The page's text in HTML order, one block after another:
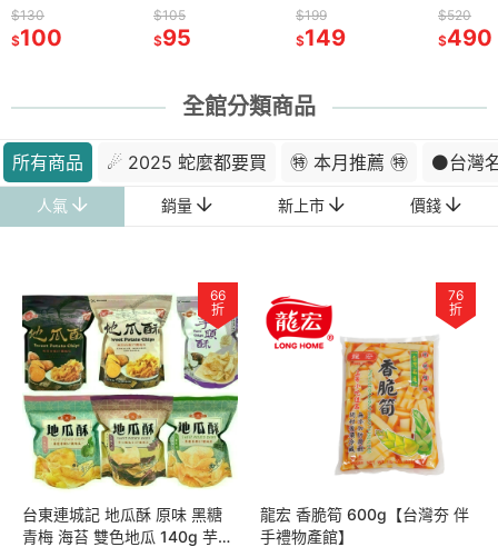
【台灣夯 伴手禮物
產館】
$130
$100
銷豆干 【台灣夯
伴手禮物產館】
$105
$95
伴手禮物產館】
$199
$149
(10入)
手禮物
$520
$490
銷豆干 【台灣夯
伴手禮物產館】
母茶 【台灣夯 伴
手禮物產館】
全館分類商品
所有商品 ☄ 2025 蛇麼都要買 ㊕ 本月推薦 ㊕ ⚫台灣
人氣 銷量 新上市 價錢
66
折
台東連城記 地瓜酥 原味 黑糖
青梅 海苔 雙色地瓜 140g 芋頭
76
折
龍宏 香脆筍 600g【台灣夯 伴
手禮物產館】